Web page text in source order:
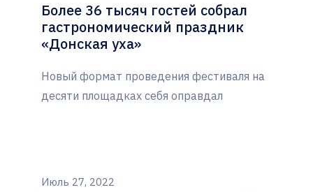
Более 36 тысяч гостей собрал
гастрономический праздник
«Донская уха»
Новый формат проведения фестиваля на
десяти площадках себя оправдал
Июль 27, 2022